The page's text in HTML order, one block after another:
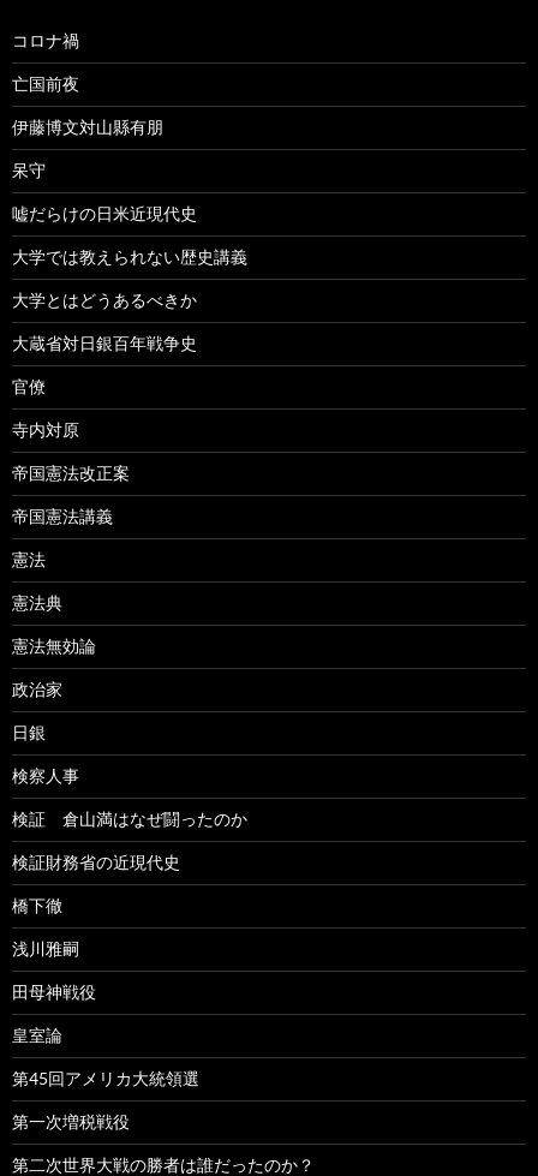
コロナ禍
亡国前夜
伊藤博文対山縣有朋
呆守
嘘だらけの日米近現代史
大学では教えられない歴史講義
大学とはどうあるべきか
大蔵省対日銀百年戦争史
官僚
寺内対原
帝国憲法改正案
帝国憲法講義
憲法
憲法典
憲法無効論
政治家
日銀
検察人事
検証 倉山満はなぜ闘ったのか
検証財務省の近現代史
橋下徹
浅川雅嗣
田母神戦役
皇室論
第45回アメリカ大統領選
第一次増税戦役
第二次世界大戦の勝者は誰だったのか？